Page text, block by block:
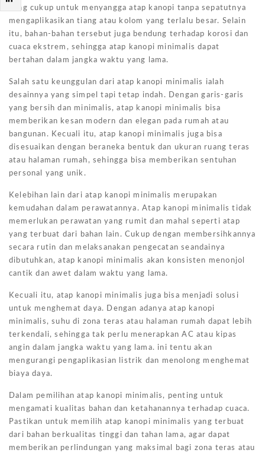
yang cukup untuk menyangga atap kanopi tanpa sepatutnya
mengaplikasikan tiang atau kolom yang terlalu besar. Selain
itu, bahan-bahan tersebut juga bendung terhadap korosi dan
cuaca ekstrem, sehingga atap kanopi minimalis dapat
bertahan dalam jangka waktu yang lama.
Salah satu keunggulan dari atap kanopi minimalis ialah
desainnya yang simpel tapi tetap indah. Dengan garis-garis
yang bersih dan minimalis, atap kanopi minimalis bisa
memberikan kesan modern dan elegan pada rumah atau
bangunan. Kecuali itu, atap kanopi minimalis juga bisa
disesuaikan dengan beraneka bentuk dan ukuran ruang teras
atau halaman rumah, sehingga bisa memberikan sentuhan
personal yang unik.
Kelebihan lain dari atap kanopi minimalis merupakan
kemudahan dalam perawatannya. Atap kanopi minimalis tidak
memerlukan perawatan yang rumit dan mahal seperti atap
yang terbuat dari bahan lain. Cukup dengan membersihkannya
secara rutin dan melaksanakan pengecatan seandainya
dibutuhkan, atap kanopi minimalis akan konsisten menonjol
cantik dan awet dalam waktu yang lama.
Kecuali itu, atap kanopi minimalis juga bisa menjadi solusi
untuk menghemat daya. Dengan adanya atap kanopi
minimalis, suhu di zona teras atau halaman rumah dapat lebih
terkendali, sehingga tak perlu menerapkan AC atau kipas
angin dalam jangka waktu yang lama. ini tentu akan
mengurangi pengaplikasian listrik dan menolong menghemat
biaya daya.
Dalam pemilihan atap kanopi minimalis, penting untuk
mengamati kualitas bahan dan ketahanannya terhadap cuaca.
Pastikan untuk memilih atap kanopi minimalis yang terbuat
dari bahan berkualitas tinggi dan tahan lama, agar dapat
memberikan perlindungan yang maksimal bagi zona teras atau